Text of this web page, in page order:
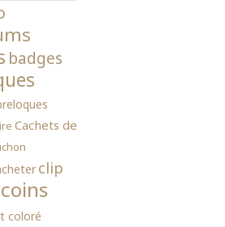
badges
Cachets de
clip
coins
coloré